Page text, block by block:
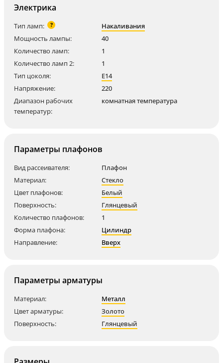
Электрика
Тип ламп: ?
Накаливания
Мощность лампы:
40
Количество ламп:
1
Количество ламп 2:
1
Тип цоколя:
E14
Напряжение:
220
Диапазон рабочих
температур:
комнатная температура
Параметры плафонов
Вид рассеивателя:
Плафон
Материал:
Стекло
Цвет плафонов:
Белый
Поверхность:
Глянцевый
Количество плафонов:
1
Форма плафона:
Цилиндр
Направление:
Вверх
Параметры арматуры
Материал:
Металл
Цвет арматуры:
Золото
Поверхность:
Глянцевый